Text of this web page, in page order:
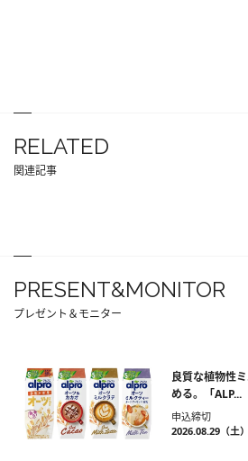
RELATED
関連記事
PRESENT&MONITOR
プレゼント＆モニター
良質な植物性
める。「ALP...
申込締切
2026.08.29（土